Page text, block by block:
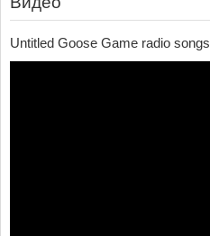
Untitled Goose Game radio songs